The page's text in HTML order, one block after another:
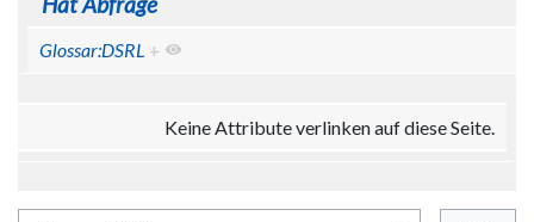
Glossar:DSRL +
Keine Attribute verlinken auf diese Seite.